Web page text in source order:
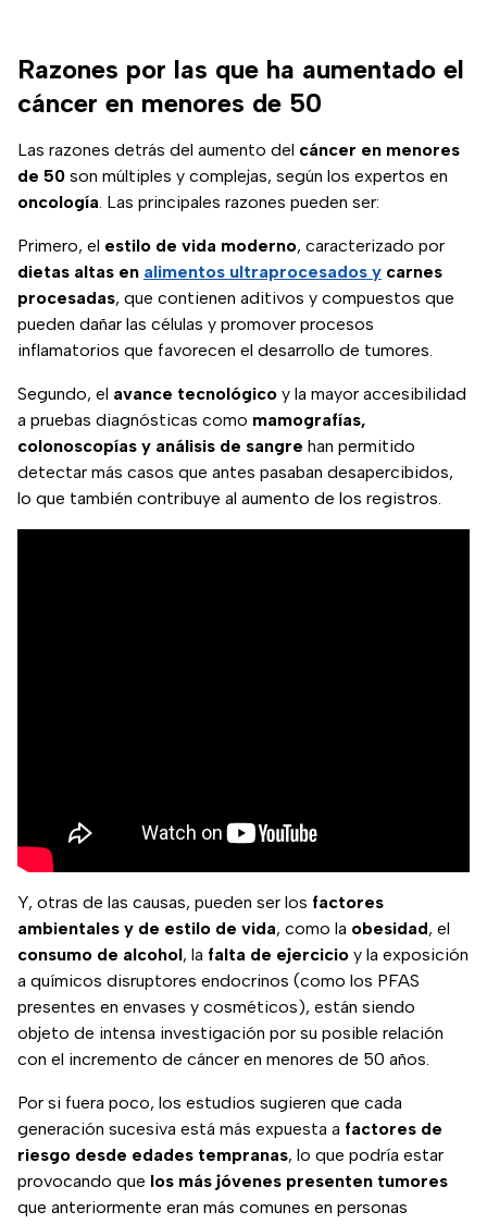
Razones por las que ha aumentado el
cáncer en menores de 50
Las razones detrás del aumento del cáncer en menores
de 50 son múltiples y complejas, según los expertos en
oncología. Las principales razones pueden ser:
Primero, el estilo de vida moderno, caracterizado por
dietas altas en alimentos ultraprocesados y carnes
procesadas, que contienen aditivos y compuestos que
pueden dañar las células y promover procesos
inflamatorios que favorecen el desarrollo de tumores.
Segundo, el avance tecnológico y la mayor accesibilidad
a pruebas diagnósticas como mamografías,
colonoscopías y análisis de sangre han permitido
detectar más casos que antes pasaban desapercibidos,
lo que también contribuye al aumento de los registros.
Y, otras de las causas, pueden ser los factores
ambientales y de estilo de vida, como la obesidad, el
consumo de alcohol, la falta de ejercicio y la exposición
a químicos disruptores endocrinos (como los PFAS
presentes en envases y cosméticos), están siendo
objeto de intensa investigación por su posible relación
con el incremento de cáncer en menores de 50 años.
Por si fuera poco, los estudios sugieren que cada
generación sucesiva está más expuesta a factores de
riesgo desde edades tempranas, lo que podría estar
provocando que los más jóvenes presenten tumores
que anteriormente eran más comunes en personas